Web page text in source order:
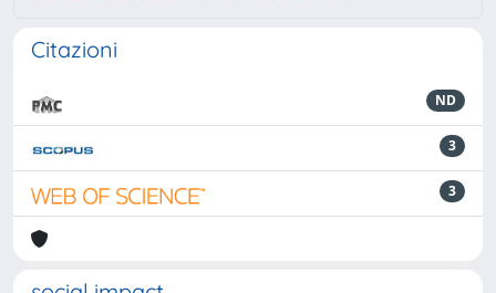
Citazioni
ND
3
3